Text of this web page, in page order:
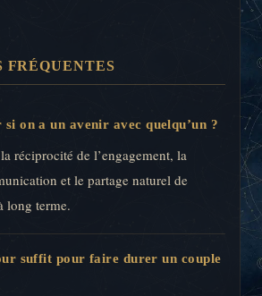
FRÉQUENTES
on a un avenir avec quelqu’un ?
réciprocité de l’engagement, la
et le partage naturel de
long terme.
suffit pour faire durer un couple